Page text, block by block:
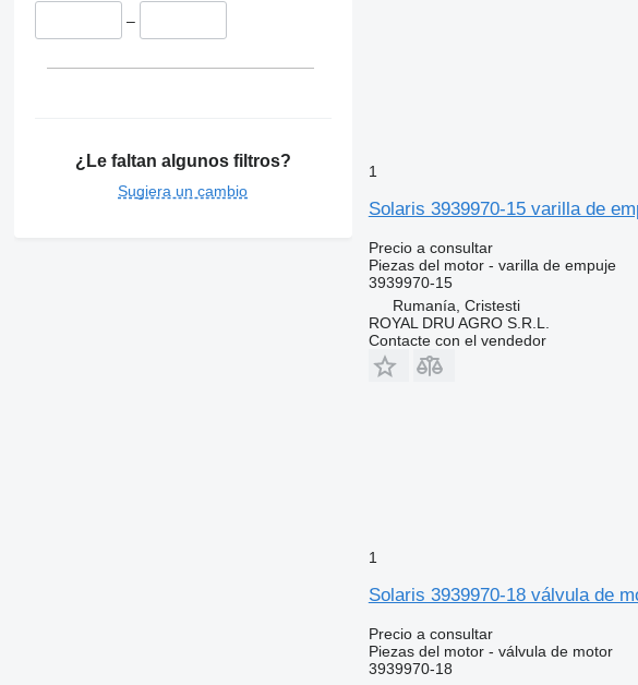
–
¿Le faltan algunos filtros?
Sugiera un cambio
1
Solaris 3939970-15 varilla de
Precio a consultar
Piezas del motor - varilla de empuje
3939970-15
Rumanía, Cristesti
ROYAL DRU AGRO S.R.L.
Contacte con el vendedor
1
Solaris 3939970-18 válvula de
Precio a consultar
Piezas del motor - válvula de motor
3939970-18